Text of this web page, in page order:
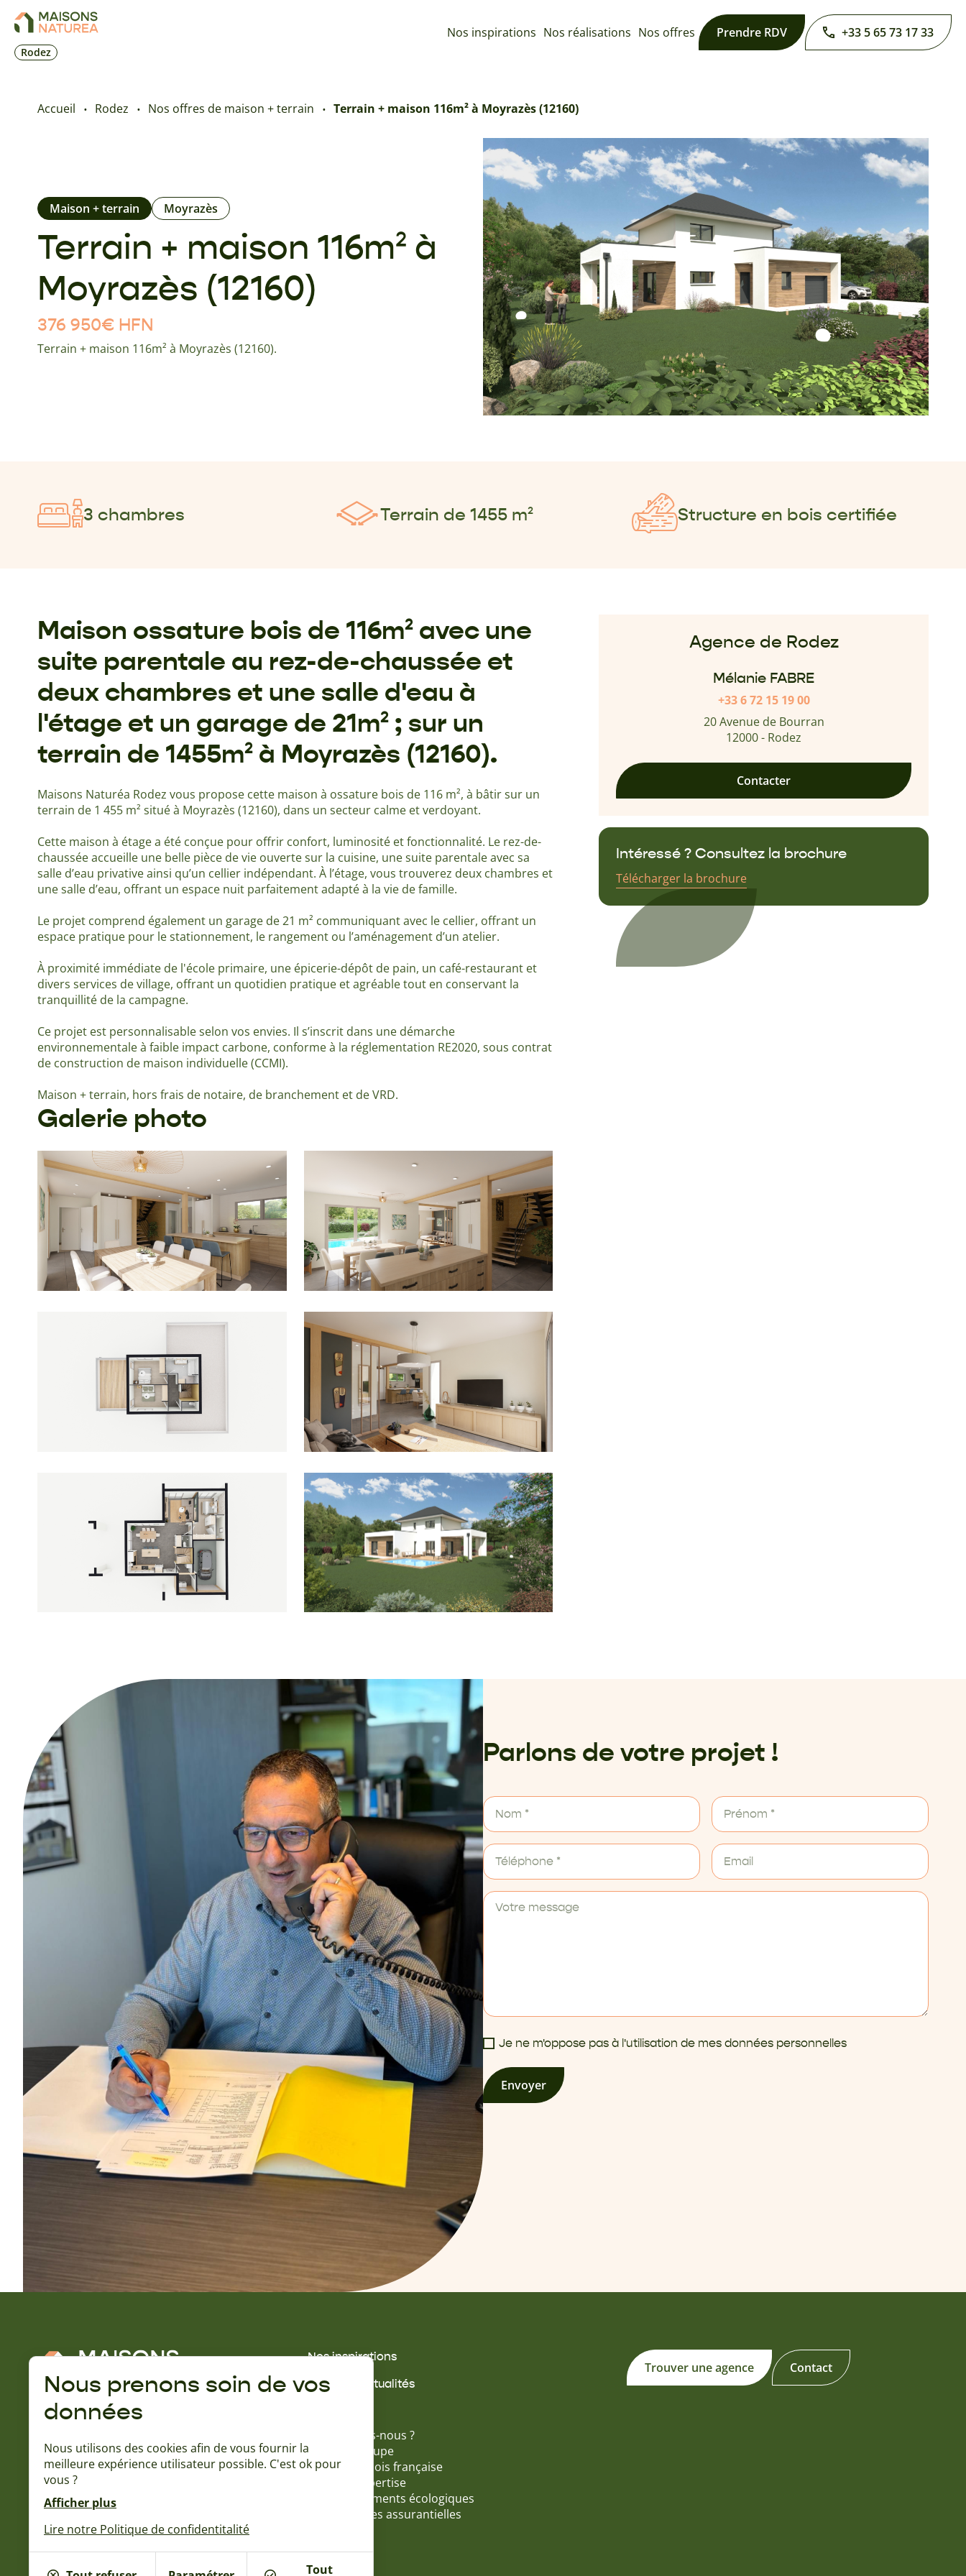
Rodez
Nos inspirations Nos réalisations Nos offres Prendre RDV +33 5 65 73 17 33
Accueil Rodez Nos offres de maison + terrain Terrain + maison 116m² à Moyrazès (12160)
Terrain + maison 116m² à
Moyrazès (12160)
Maison + terrain Moyrazès
376 950€ HFN
Terrain + maison 116m² à Moyrazès (12160).
3 chambres Terrain de 1455 m² Structure en bois certifiée
Maison ossature bois de 116m² avec une
suite parentale au rez-de-chaussée et
deux chambres et une salle d'eau à
l'étage et un garage de 21m² ; sur un
terrain de 1455m² à Moyrazès (12160).
Maisons Naturéa Rodez vous propose cette maison à ossature bois de 116 m², à bâtir sur un
terrain de 1 455 m² situé à Moyrazès (12160), dans un secteur calme et verdoyant.
Cette maison à étage a été conçue pour offrir confort, luminosité et fonctionnalité. Le rez-de-
chaussée accueille une belle pièce de vie ouverte sur la cuisine, une suite parentale avec sa
salle d’eau privative ainsi qu’un cellier indépendant. À l’étage, vous trouverez deux chambres et
une salle d’eau, offrant un espace nuit parfaitement adapté à la vie de famille.
Le projet comprend également un garage de 21 m² communiquant avec le cellier, offrant un
espace pratique pour le stationnement, le rangement ou l’aménagement d’un atelier.
À proximité immédiate de l'école primaire, une épicerie-dépôt de pain, un café-restaurant et
divers services de village, offrant un quotidien pratique et agréable tout en conservant la
tranquillité de la campagne.
Ce projet est personnalisable selon vos envies. Il s’inscrit dans une démarche
environnementale à faible impact carbone, conforme à la réglementation RE2020, sous contrat
de construction de maison individuelle (CCMI).
Maison + terrain, hors frais de notaire, de branchement et de VRD.
Galerie photo
Agence de Rodez
Mélanie FABRE
+33 6 72 15 19 00
20 Avenue de Bourran
12000 - Rodez
Contacter
Intéressé ? Consultez la brochure
Télécharger la brochure
brochure.
Parlons de votre projet !
Je ne m'oppose pas à l'utilisation de mes données personnelles
Envoyer
Rejoignez la communauté Naturéa :
Nos inspirations
Guides & actualités
Qui sommes-nous ?
Batinéo Groupe
L'ossature bois française
15 ans d'expertise
Nos engagements écologiques
Nos garanties assurantielles
Trouver une agence Contact
Nous prenons soin de vos
données
Nous utilisons des cookies afin de vous fournir la
meilleure expérience utilisateur possible. C'est ok pour
vous ?
Afficher plus
Lire notre Politique de confidentitalité
Tout